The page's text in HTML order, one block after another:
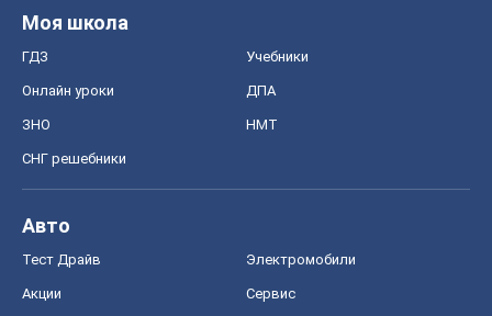
Моя школа
ГДЗ Учебники
Онлайн уроки ДПА
ЗНО НМТ
СНГ решебники
Авто
Тест Драйв Электромобили
Акции Сервис